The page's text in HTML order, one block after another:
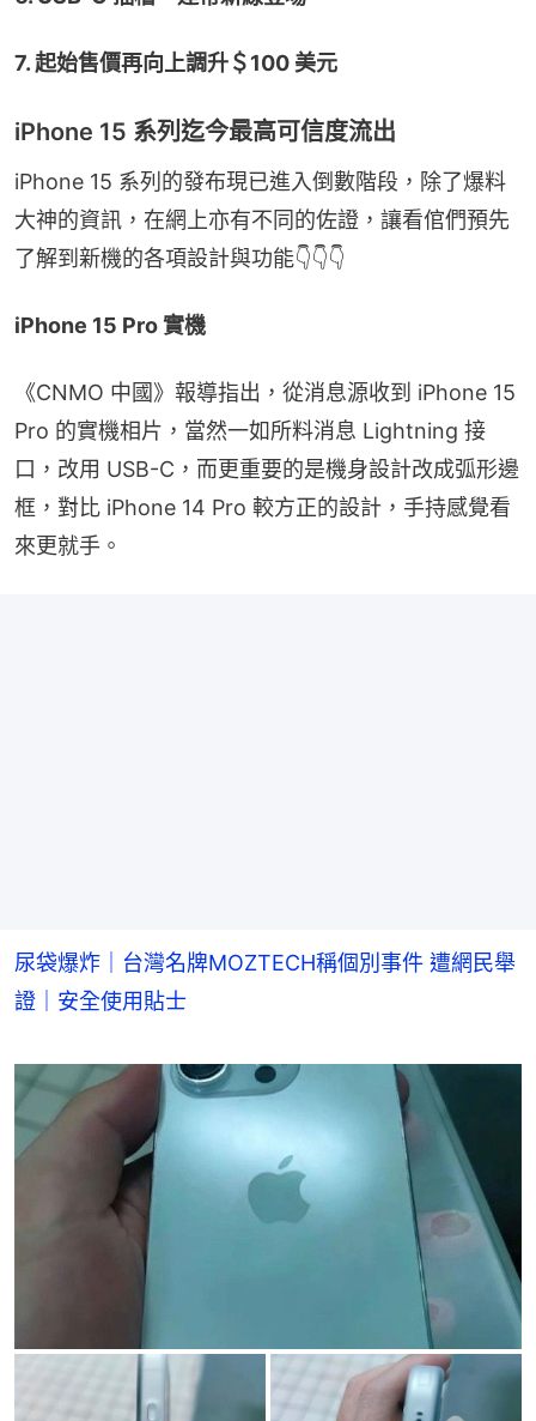
7. 起始售價再向上調升＄100 美元
iPhone 15 系列迄今最高可信度流出
iPhone 15 系列的發布現已進入倒數階段，除了爆料
大神的資訊，在網上亦有不同的佐證，讓看倌們預先
了解到新機的各項設計與功能👇👇👇
iPhone 15 Pro 實機
《CNMO 中國》報導指出，從消息源收到 iPhone 15
Pro 的實機相片，當然一如所料消息 Lightning 接
口，改用 USB-C，而更重要的是機身設計改成弧形邊
框，對比 iPhone 14 Pro 較方正的設計，手持感覺看
來更就手。
尿袋爆炸｜台灣名牌MOZTECH稱個別事件 遭網民舉
證｜安全使用貼士